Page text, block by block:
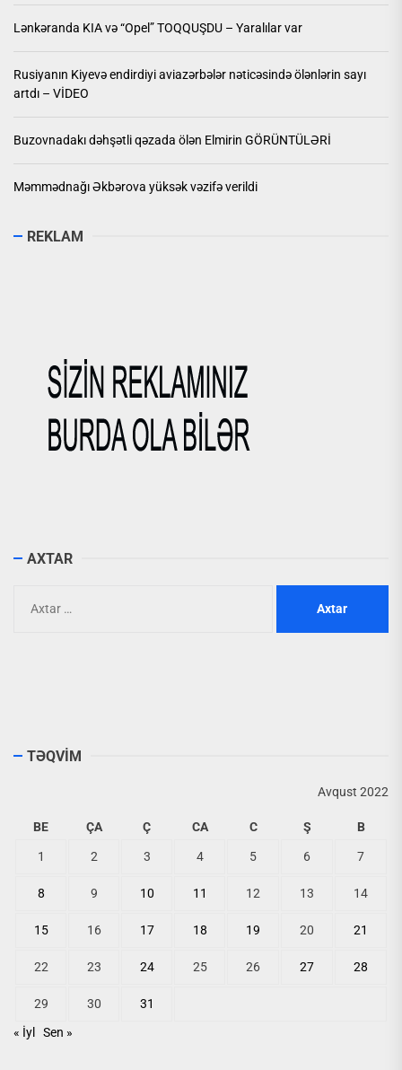
Lənkəranda KIA və “Opel” TOQQUŞDU – Yaralılar var
Rusiyanın Kiyevə endirdiyi aviazərbələr nəticəsində ölənlərin sayı
artdı – VİDEO
Buzovnadakı dəhşətli qəzada ölən Elmirin GÖRÜNTÜLƏRİ
Məmmədnağı Əkbərova yüksək vəzifə verildi
REKLAM
AXTAR
TƏQVİM
Avqust 2022
BE ÇA Ç CA C Ş B
1 2 3 4 5 6 7
8 9 10 11 12 13 14
15 16 17 18 19 20 21
22 23 24 25 26 27 28
29 30
31
« İyl
Sen »